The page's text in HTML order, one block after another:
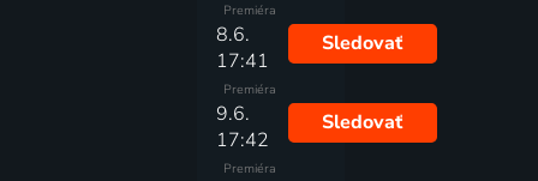
Premiéra
8.6.
17:41
Premiéra
Sledovať
9.6.
17:42
Premiéra
Sledovať